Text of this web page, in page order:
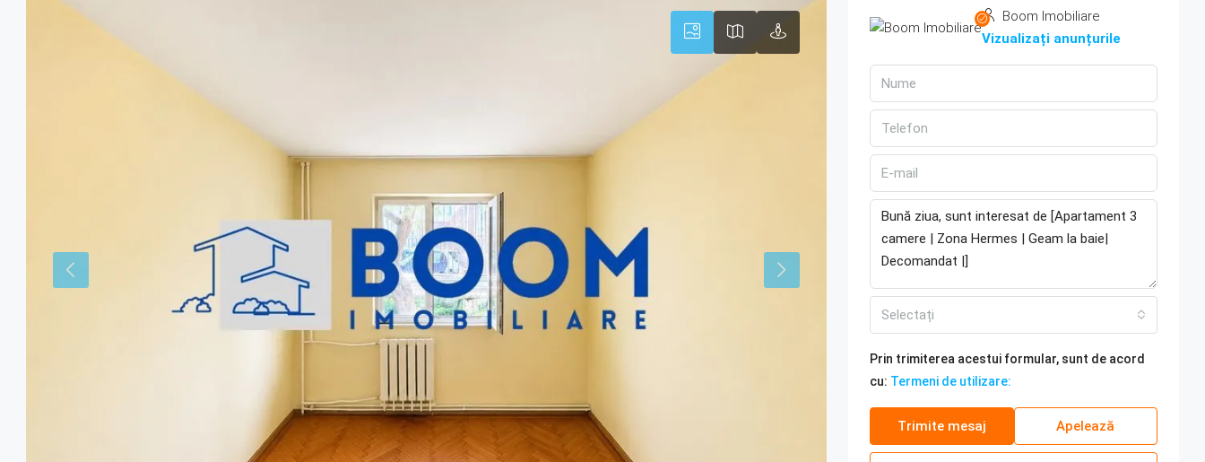
Boom Imobiliare
Vizualizați anunțurile
Selectați
Prin trimiterea acestui formular, sunt de acord
cu: Termeni de utilizare:
Trimite mesaj Apelează